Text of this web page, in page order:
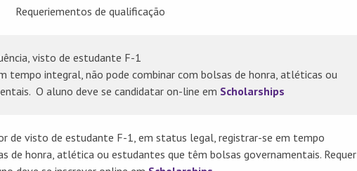
Requeriementos de qualificação
visto de estudante F-1
tempo integral, não pode combinar com bolsas de honra, atléticas ou
O aluno deve se candidatar on-line em Scholarships
de visto de estudante F-1, em status legal, registrar-se em tempo
de honra, atlética ou estudantes que têm bolsas governamentais. Requer